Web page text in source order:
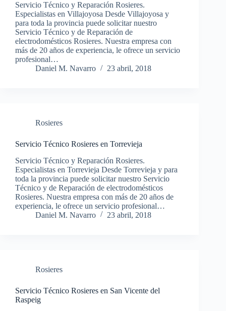
Servicio Técnico y Reparación Rosieres.
Especialistas en Villajoyosa Desde Villajoyosa y
para toda la provincia puede solicitar nuestro
Servicio Técnico y de Reparación de
electrodomésticos Rosieres. Nuestra empresa con
más de 20 años de experiencia, le ofrece un servicio
profesional…
Daniel M. Navarro
23 abril, 2018
Rosieres
Servicio Técnico Rosieres en Torrevieja
Servicio Técnico y Reparación Rosieres.
Especialistas en Torrevieja Desde Torrevieja y para
toda la provincia puede solicitar nuestro Servicio
Técnico y de Reparación de electrodomésticos
Rosieres. Nuestra empresa con más de 20 años de
experiencia, le ofrece un servicio profesional…
Daniel M. Navarro
23 abril, 2018
Rosieres
Servicio Técnico Rosieres en San Vicente del
Raspeig